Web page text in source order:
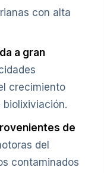
con alta
a gran
crecimiento
biolixiviación.
de
del
contaminados